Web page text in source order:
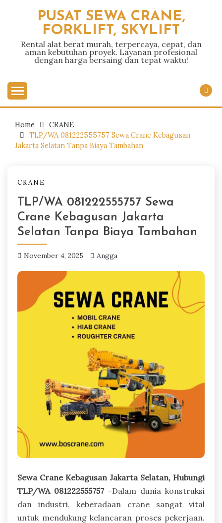
PUSAT SEWA CRANE,
FORKLIFT, SKYLIFT
Rental alat berat murah, terpercaya, cepat, dan
aman kebutuhan proyek. Layanan profesional
dengan harga bersaing dan tepat waktu!
Home
CRANE
TLP/WA 081222555757 Sewa Crane Kebagusan
Jakarta Selatan Tanpa Biaya Tambahan
CRANE
TLP/WA 081222555757 Sewa
Crane Kebagusan Jakarta
Selatan Tanpa Biaya Tambahan
November 4, 2025 Angga
Sewa Crane Kebagusan Jakarta Selatan, Hubungi
TLP/WA 081222555757-Dalam dunia konstruksi
dan industri, keberadaan crane sangat vital
untuk mendukung kelancaran proses pekerjaan.